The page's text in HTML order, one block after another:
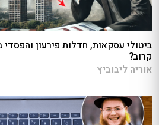
ביטולי עסקאות, חדלות פירעון
קרוב?
אוריה ליבוביץ